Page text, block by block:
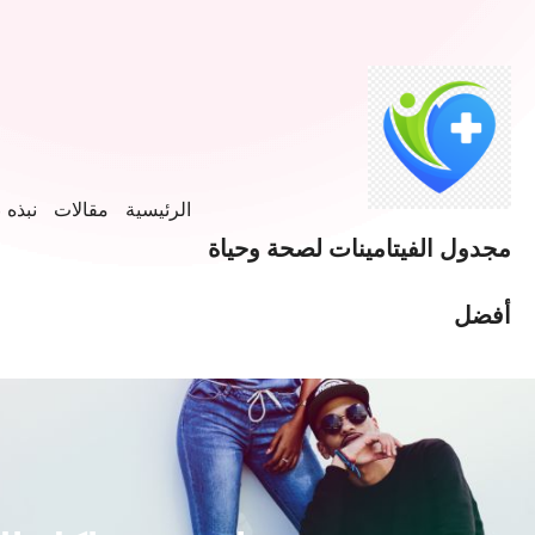
مجدول الفيتامينات لصحة وحياة
أفضل
الرئيسية مقالات نبذه